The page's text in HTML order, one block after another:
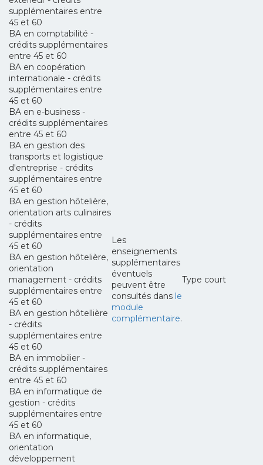
supplémentaires entre
45 et 60
BA en comptabilité -
crédits supplémentaires
entre 45 et 60
BA en coopération
internationale - crédits
supplémentaires entre
45 et 60
BA en e-business -
crédits supplémentaires
entre 45 et 60
BA en gestion des
transports et logistique
d'entreprise - crédits
supplémentaires entre
45 et 60
BA en gestion hôtelière,
orientation arts culinaires
- crédits
supplémentaires entre
45 et 60
BA en gestion hôtelière,
orientation
management - crédits
supplémentaires entre
45 et 60
BA en gestion hôtellière
- crédits
supplémentaires entre
45 et 60
BA en immobilier -
crédits supplémentaires
entre 45 et 60
BA en informatique de
gestion - crédits
supplémentaires entre
45 et 60
BA en informatique,
orientation
développement
Les
enseignements
supplémentaires
éventuels
peuvent être
consultés dans le
module
complémentaire.
Type court